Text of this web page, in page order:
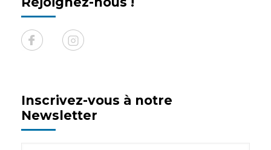
Inscrivez-vous à notre
Newsletter